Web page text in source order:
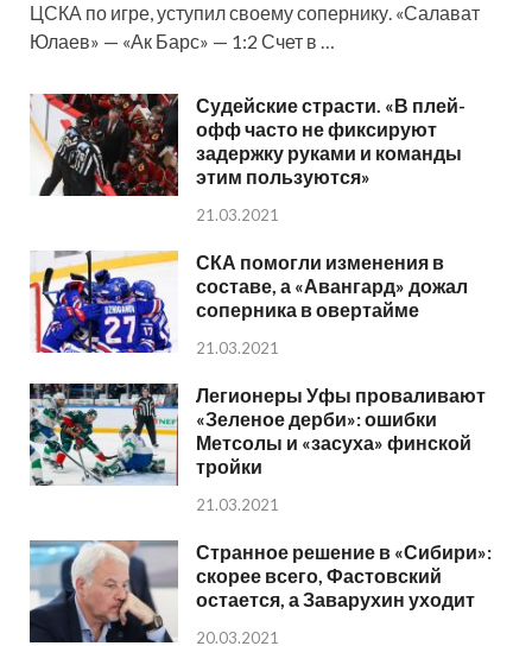
ЦСКА по игре, уступил своему сопернику. «Салават
Юлаев» — «Ак Барс» — 1:2 Счет в …
Судейские страсти. «В плей-
офф часто не фиксируют
задержку руками и команды
этим пользуются»
21.03.2021
СКА помогли изменения в
составе, а «Авангард» дожал
соперника в овертайме
21.03.2021
Легионеры Уфы проваливают
«Зеленое дерби»: ошибки
Метсолы и «засуха» финской
тройки
21.03.2021
Странное решение в «Сибири»:
скорее всего, Фастовский
остается, а Заварухин уходит
20.03.2021